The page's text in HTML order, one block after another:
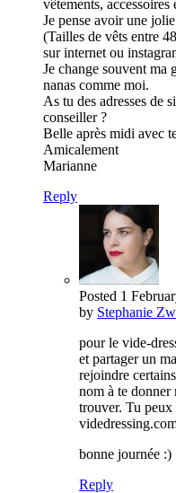
vêtements, accessoires
Je pense avoir une
(Tailles de vêts entre
sur internet ou
Je change souvent ma
nanas comme moi.
As tu des adresses de
conseiller ?
Belle après midi avec
Amicalement
Marianne
Reply
Posted 1
by Stephanie
pour le vide-
et partager un
rejoindre
nom à te donner
trouver. Tu peux
bonne journée :)
Reply